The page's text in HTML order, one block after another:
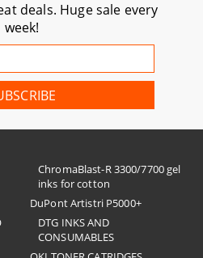
deals. Huge sale every
week!
ChromaBlast-R 3300/7700 gel
inks for cotton
DuPont Artistri P5000+
DTG INKS AND
CONSUMABLES